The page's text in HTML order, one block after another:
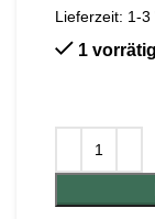
Lieferzeit: 1-3
1 vorrätig